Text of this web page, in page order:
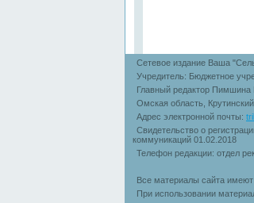
Сетевое издание Ваша
Учредитель: Бюджетное
Главный редактор Пимшина
Омская область,
Адрес электронной почты:
Свидетельство о
коммуникаций 01.02.2018
Телефон редакции: отдел
Все материалы сайта
При использовании